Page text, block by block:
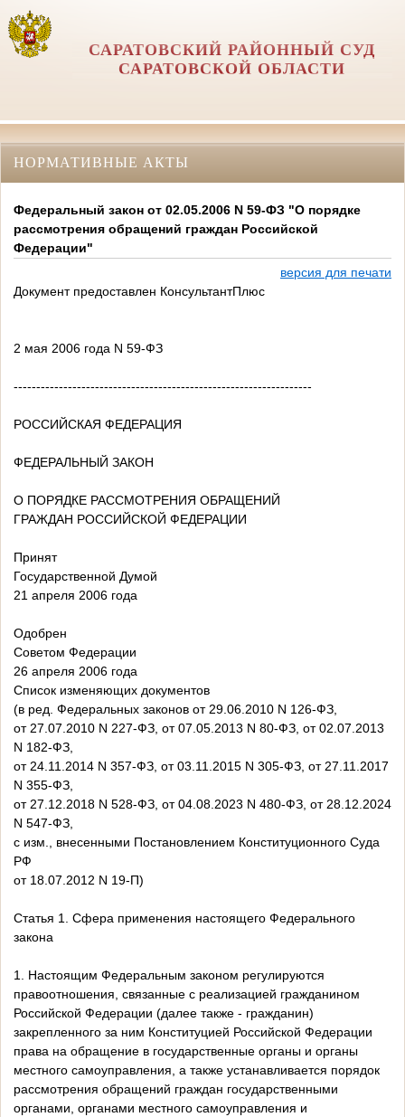
САРАТОВСКИЙ РАЙОННЫЙ СУД
САРАТОВСКОЙ ОБЛАСТИ
НОРМАТИВНЫЕ АКТЫ
Федеральный закон от 02.05.2006 N 59-ФЗ "О порядке
рассмотрения обращений граждан Российской
Федерации"
версия для печати
Документ предоставлен КонсультантПлюс
2 мая 2006 года N 59-ФЗ
------------------------------------------------------------------
РОССИЙСКАЯ ФЕДЕРАЦИЯ
ФЕДЕРАЛЬНЫЙ ЗАКОН
О ПОРЯДКЕ РАССМОТРЕНИЯ ОБРАЩЕНИЙ
ГРАЖДАН РОССИЙСКОЙ ФЕДЕРАЦИИ
Принят
Государственной Думой
21 апреля 2006 года
Одобрен
Советом Федерации
26 апреля 2006 года
Список изменяющих документов
(в ред. Федеральных законов от 29.06.2010 N 126-ФЗ,
от 27.07.2010 N 227-ФЗ, от 07.05.2013 N 80-ФЗ, от 02.07.2013
N 182-ФЗ,
от 24.11.2014 N 357-ФЗ, от 03.11.2015 N 305-ФЗ, от 27.11.2017
N 355-ФЗ,
от 27.12.2018 N 528-ФЗ, от 04.08.2023 N 480-ФЗ, от 28.12.2024
N 547-ФЗ,
с изм., внесенными Постановлением Конституционного Суда
РФ
от 18.07.2012 N 19-П)
Статья 1. Сфера применения настоящего Федерального
закона
1. Настоящим Федеральным законом регулируются
правоотношения, связанные с реализацией гражданином
Российской Федерации (далее также - гражданин)
закрепленного за ним Конституцией Российской Федерации
права на обращение в государственные органы и органы
местного самоуправления, а также устанавливается порядок
рассмотрения обращений граждан государственными
органами, органами местного самоуправления и